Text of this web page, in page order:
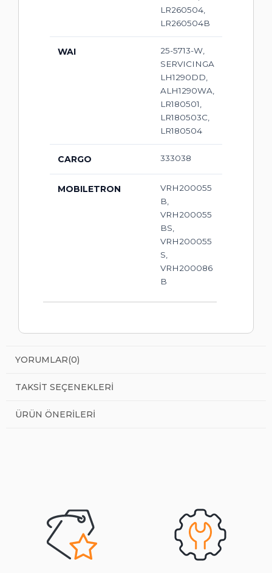
LR260504,
LR260504B
WAI
25-5713-W,
SERVICINGA
LH1290DD,
ALH1290WA,
LR180501,
LR180503C,
LR180504
CARGO 333038
MOBILETRON
VRH200055
B,
VRH200055
BS,
VRH200055
S,
VRH200086
B
YORUMLAR(0)
TAKSIT SEÇENEKLERI
ÜRÜN ÖNERILERI